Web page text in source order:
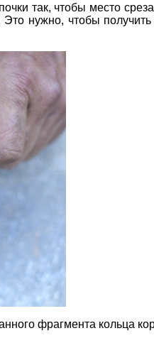
так, чтобы место
нужно, чтобы
фрагмента кольца